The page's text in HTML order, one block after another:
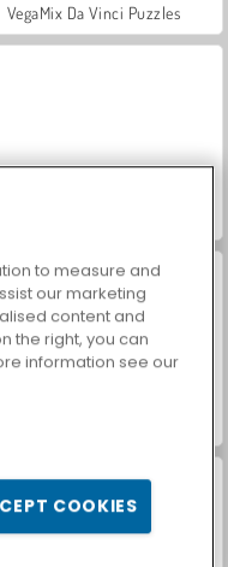
VegaMix Da Vinci Puzzles
to measure and
our marketing
content and
the right, you can
information see our
COOKIES